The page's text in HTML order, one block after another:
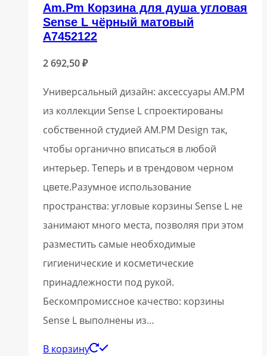
Am.Pm Корзина для душа угловая
Sense L чёрный матовый
A7452122
2 692,50₽
Универсальный дизайн: аксессуары AM.PM
из коллекции Sense L спроектированы
собственной студией AM.PM Design так,
чтобы органично вписаться в любой
интерьер. Теперь и в трендовом черном
цвете.Разумное использование
пространства: угловые корзины Sense L не
занимают много места, позволяя при этом
разместить самые необходимые
гигиенические и косметические
принадлежности под рукой.
Бескомпромиссное качество: корзины
Sense L выполнены из…
В корзину